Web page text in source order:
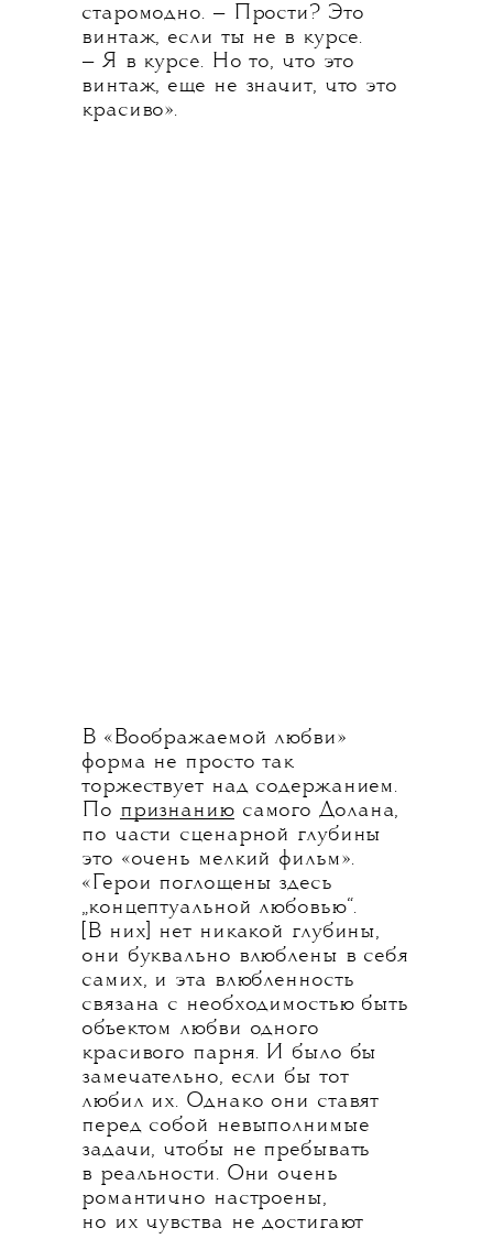
старомодно. — Прости? Это
винтаж, если ты не в курсе.
— Я в курсе. Но то, что это
винтаж, еще не значит, что это
красиво».
В «Воображаемой любви»
форма не просто так
торжествует над содержанием.
По признаниюсамого Долана,
по части сценарной глубины
это «очень мелкий фильм».
«Герои поглощены здесь
„концептуальной любовью“.
[В них] нет никакой глубины,
они буквально влюблены в себя
самих, и эта влюбленность
связана с необходимостью быть
объектом любви одного
красивого парня. И было бы
замечательно, если бы тот
любил их. Однако они ставят
перед собой невыполнимые
задачи, чтобы не пребывать
в реальности. Они очень
романтично настроены,
но их чувства не достигают